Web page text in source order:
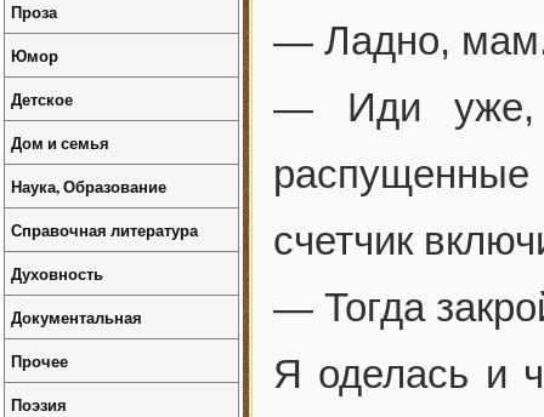
— Ладно,
— Иди уже,
счетчик
— Тогда
Я оделась и
Проза
Юмор
Детское
Дом и семья
Наука, Образование
Справочная литература
Духовность
Документальная
Прочее
Поэзия